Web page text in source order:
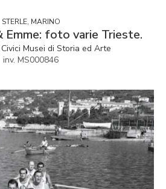
STERLE, MARINO
Emme: foto varie Trieste.
Musei di Storia ed Arte
inv. MS000846